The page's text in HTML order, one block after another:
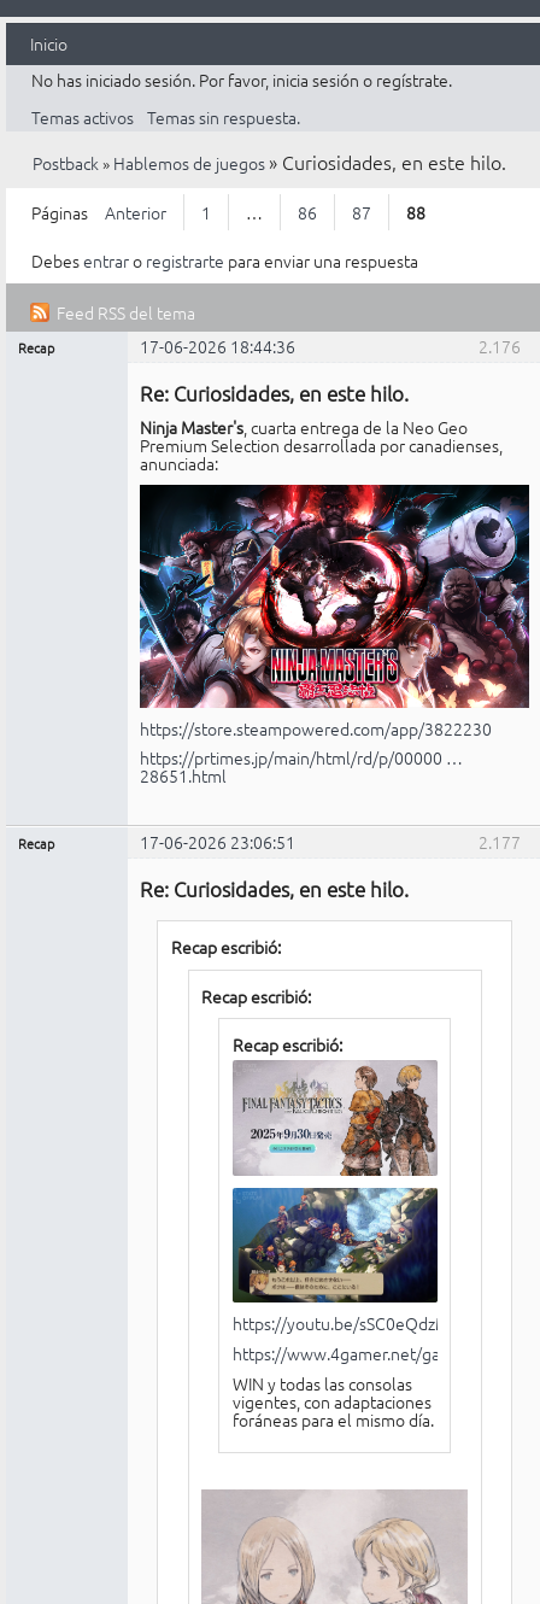
Inicio
No has iniciado sesión. Por favor, inicia sesión o regístrate.
Temas activos Temas sin respuesta.
Postback» Hablemos de juegos » Curiosidades, en este hilo.
Páginas Anterior 1 … 86 87
88
Debesentraro registrarte para enviar una respuesta
Feed RSS del tema
2.176
Recap 17-06-2026 18:44:36
Re: Curiosidades, en este hilo.
Ninja Master's, cuarta entrega de la Neo Geo
Premium Selection desarrollada por canadienses,
anunciada:
https://store.steampowered.com/app/3822230
https://prtimes.jp/main/html/rd/p/00000 …
28651.html
2.177
Recap 17-06-2026 23:06:51
Re: Curiosidades, en este hilo.
Recap escribió:
Recap escribió:
Recap escribió:
https://youtu.be/sSC0eQdzM20
https://www.4gamer.net/games/916/
WIN y todas las consolas
vigentes, con adaptaciones
foráneas para el mismo día.